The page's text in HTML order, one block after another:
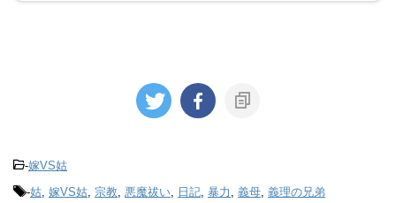
-嫁VS姑
-姑, 嫁VS姑, 宗教, 悪魔祓い, 日記, 暴力 , 義母, 義理の兄弟